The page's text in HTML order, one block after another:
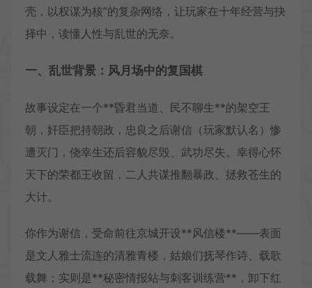
壳，以权谋为核”的复杂网络，让玩家在十年经营与抉
择中，读懂人性与乱世的无奈。
一、乱世背景：风月场中的复国棋
故事设定在一个**昏君当道、民不聊生**的架空王
朝，奸臣把持朝政，忠良之后谢信（玩家默认名）惨
遭灭门，侥幸生还后容貌尽毁、武功尽失。幸得心怀
天下的荣都王收留，二人共谋推翻暴政、拯救苍生的
大计。
你作为谢信，受命前往京城开设**风信楼**——表面
是文人雅士流连的清雅青楼，姑娘们抚琴作诗、载歌
载舞；实则是**秘密情报站与刺客训练营**，卸下红